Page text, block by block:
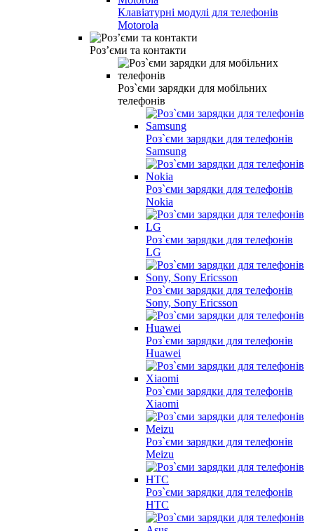
Клавіатурні модулі для телефонів
Motorola
Роз’єми та контакти
Роз`єми зарядки для мобільних
телефонів
Роз`єми зарядки для телефонів
Samsung
Роз`єми зарядки для телефонів
Nokia
Роз`єми зарядки для телефонів
LG
Роз`єми зарядки для телефонів
Sony, Sony Ericsson
Роз`єми зарядки для телефонів
Huawei
Роз`єми зарядки для телефонів
Xiaomi
Роз`єми зарядки для телефонів
Meizu
Роз`єми зарядки для телефонів
HTC